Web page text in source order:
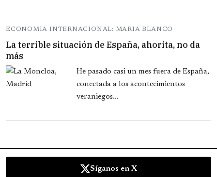
ECONOMIA INTERNACIONAL: MARIA BLANCO
La terrible situación de España, ahorita, no da
más
He pasado casi un mes fuera de España,
conectada a los acontecimientos
veraniegos...
Síganos en X